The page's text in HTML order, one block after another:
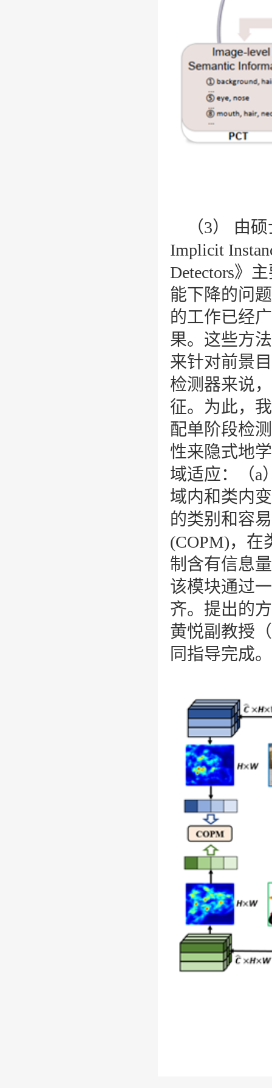
（3） 由
Implicit
Detectors》
能下降的问
的工作已经
果。这些方
来针对前景
检测器来说
征。为此，
配单阶段检
性来隐式地
域适应：
（a
域内和类内
的类别和容
(COPM)，在
制含有信息
该模块通过
齐。提出的
黄悦副教授
同指导完成。